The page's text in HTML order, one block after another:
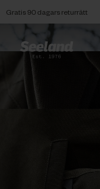
Fri frakt från 299 SEK